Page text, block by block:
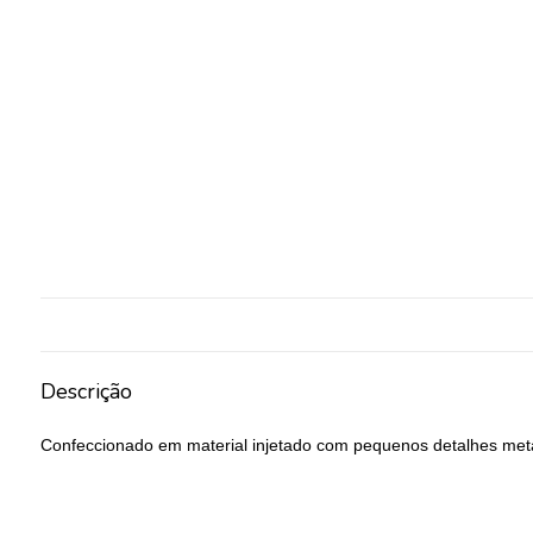
Descrição
Confeccionado em material injetado com pequenos detalhes